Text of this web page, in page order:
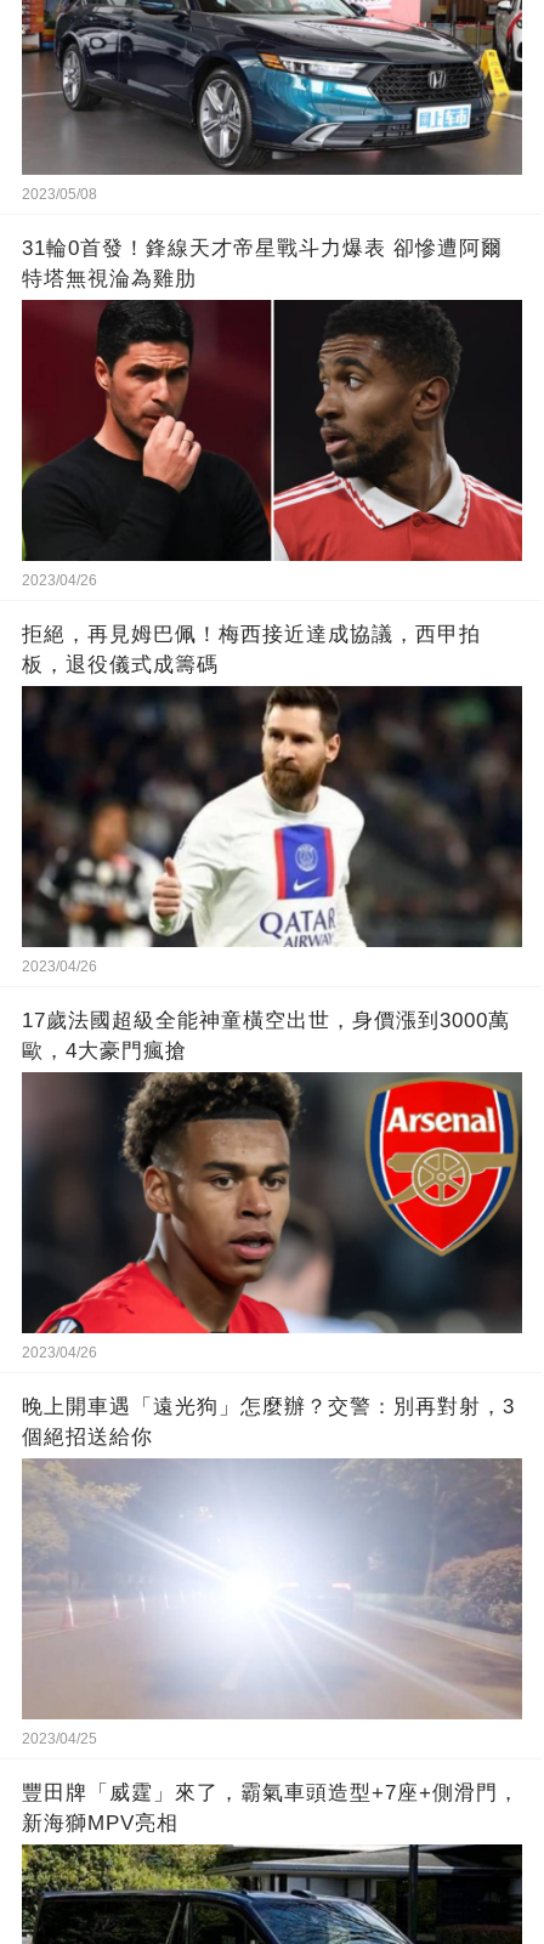
2023/05/08
31輪0首發！鋒線天才帝星戰斗力爆表 卻慘遭阿爾
特塔無視淪為雞肋
2023/04/26
拒絕，再見姆巴佩！梅西接近達成協議，西甲拍
板，退役儀式成籌碼
2023/04/26
17歲法國超級全能神童橫空出世，身價漲到3000萬
歐，4大豪門瘋搶
2023/04/26
晚上開車遇「遠光狗」怎麼辦？交警：別再對射，3
個絕招送給你
2023/04/25
豐田牌「威霆」來了，霸氣車頭造型+7座+側滑門，
新海獅MPV亮相